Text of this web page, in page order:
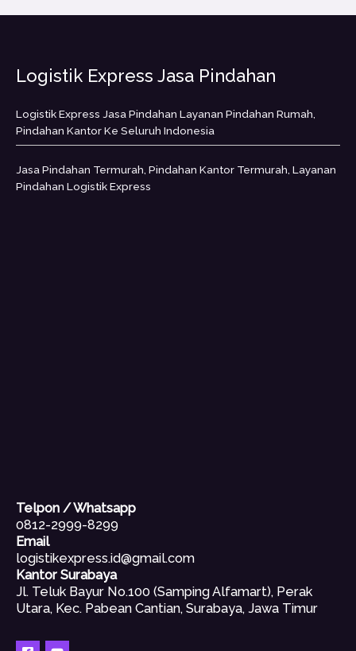
Logistik Express Jasa Pindahan
Logistik Express Jasa Pindahan Layanan Pindahan Rumah,
Pindahan Kantor Ke Seluruh Indonesia
Jasa Pindahan Termurah, Pindahan Kantor Termurah, Layanan
Pindahan Logistik Express
Telpon / Whatsapp
0812-2999-8299
Email
logistikexpress.id@gmail.com
Kantor Surabaya
Jl. Teluk Bayur No.100 (Samping Alfamart), Perak
Utara, Kec. Pabean Cantian, Surabaya, Jawa Timur